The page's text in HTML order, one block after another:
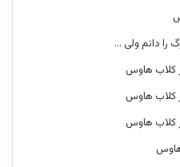
را دانم ولی …
کلاب هاوس
کلاب هاوس
کلاب هاوس